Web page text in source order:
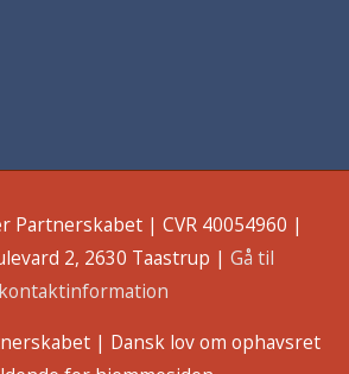
Partnerskabet | CVR 40054960 |
2, 2630 Taastrup | Gå til
kontaktinformation
| Dansk lov om ophavsret